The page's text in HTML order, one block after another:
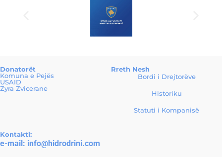
Donatorët
Komuna e Pejës
USAID
Zyra Zvicerane
Rreth Nesh
Bordi i Drejtorëve
Historiku
Statuti i Kompanisë
Kontakti:
e-mail: info@hidrodrini.com